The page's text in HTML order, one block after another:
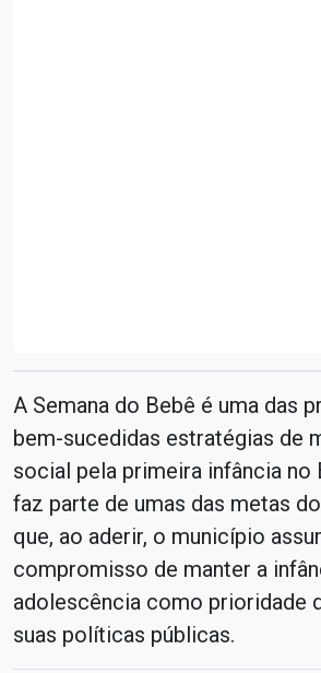
A Semana do Bebê é uma das
bem-sucedidas estratégias de
social pela primeira infância no
faz parte de umas das metas
que, ao aderir, o município
compromisso de manter a
adolescência como prioridade
suas políticas públicas.